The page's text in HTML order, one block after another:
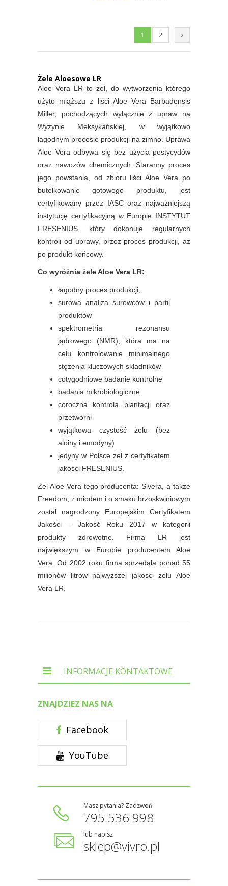
1 2
Żele Aloesowe LR
Aloe Vera LR to żel, do wytworzenia którego
użyto miąższu z liści Aloe Vera Barbadensis
Miller, pochodzących wyłącznie z upraw na
Wyżynie Meksykańskiej, w wyjątkowo
łagodnym procesie produkcji na zimno. Uprawa
Aloe Vera odbywa się bez użycia pestycydów
oraz nawozów chemicznych. Staranny proces
jego powstania, od zbioru liści Aloe Vera po
butelkowanie gotowego produktu, jest
certyfikowany przez IASC oraz najważniejszą
instytucję certyfikacyjną w Europie INSTYTUT
FRESENIUS, który dokonuje regularnych
kontroli od uprawy, przez proces produkcji, aż
po produkt końcowy.
Co wyróżnia żele Aloe Vera LR:
łagodny proces produkcji,
surowa analiza surowców i partii
produktów
spektrometria rezonansu
jądrowego (NMR), która ma na
celu kontrolowanie minimalnego
stężenia kluczowych składników
cotygodniowe badanie kontrolne
badania mikrobiologiczne
coroczna kontrola plantacji oraz
przetwórni
wyjątkowa czystość żelu (bez
aloiny i emodyny)
jedyny w Polsce żel z certyfikatem
jakości FRESENIUS.
Żel Aloe Vera tego producenta: Sivera, a także
Freedom, z miodem i o smaku brzoskwiniowym
został nagrodzony Europejskim Certyfikatem
Jakości – Jakość Roku 2017 w kategorii
produkty zdrowotne. Firma LR jest
największym w Europie producentem Aloe
Vera. Od 2002 roku firma sprzedała ponad 55
milionów litrów najwyższej jakości żelu Aloe
Vera LR.
INFORMACJE KONTAKTOWE
ZNAJDZIEZ NAS NA
Facebook
YouTube
Masz pytania? Zadzwoń
795 536 998
lub napisz
sklep@vivro.pl